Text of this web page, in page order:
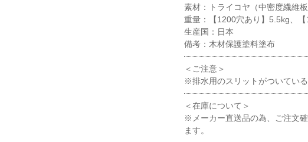
素材：トライコヤ（中密度繊維
重量：【1200穴あり】5.5kg、
生産国：日本
備考：木材保護塗料塗布
＜ご注意＞
※排水用のスリットがついてい
＜在庫について＞
※メーカー直送品の為、ご注文
ます。